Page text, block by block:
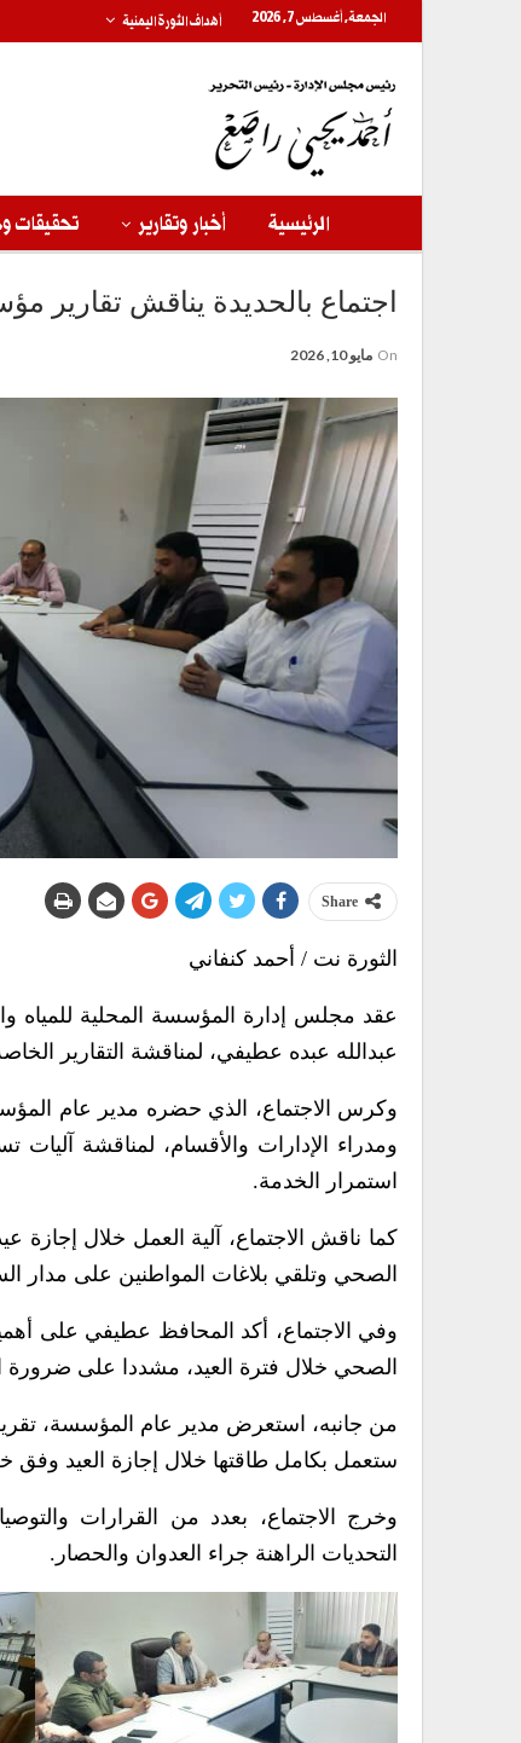
الجمعة, أغسطس 7, 2026 أهداف الثورة اليمنية
الرئيسية أخبار وتقارير تحقيقات
اجتماع بالحديدة يناقش
On مايو 10, 2026
Share
الثورة نت / أحمد كنفاني
عقد مجلس إدارة المؤسسة المحلية للمياه
عبدالله عبده عطيفي، لمناقشة التقارير
وكرس الاجتماع، الذي حضره مدير عام
ومدراء الإدارات والأقسام، لمناقشة آليات
استمرار الخدمة.
كما ناقش الاجتماع، آلية العمل خلال
الصحي وتلقي بلاغات المواطنين على مدار
وفي الاجتماع، أكد المحافظ عطيفي على
الصحي خلال فترة العيد، مشددا على ضرورة
من جانبه، استعرض مدير عام المؤسسة،
ستعمل بكامل طاقتها خلال إجازة العيد
وخرج الاجتماع، بعدد من القرارات
التحديات الراهنة جراء العدوان والحصار.